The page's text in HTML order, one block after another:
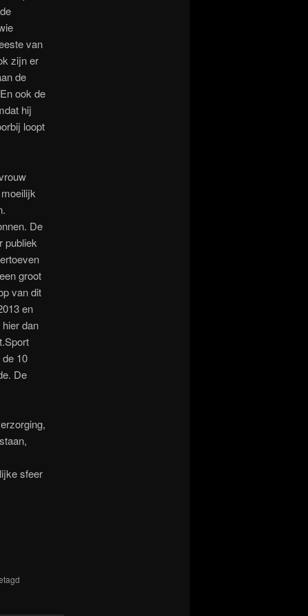
van
zijn er
de
ook de
hij
loopt
De
publiek
groot
van dit
en
dan
10
De
sfeer